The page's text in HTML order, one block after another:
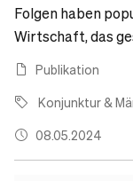
Folgen haben
Wirtschaft, das
Publikation
Konjunktur &
08.05.2024